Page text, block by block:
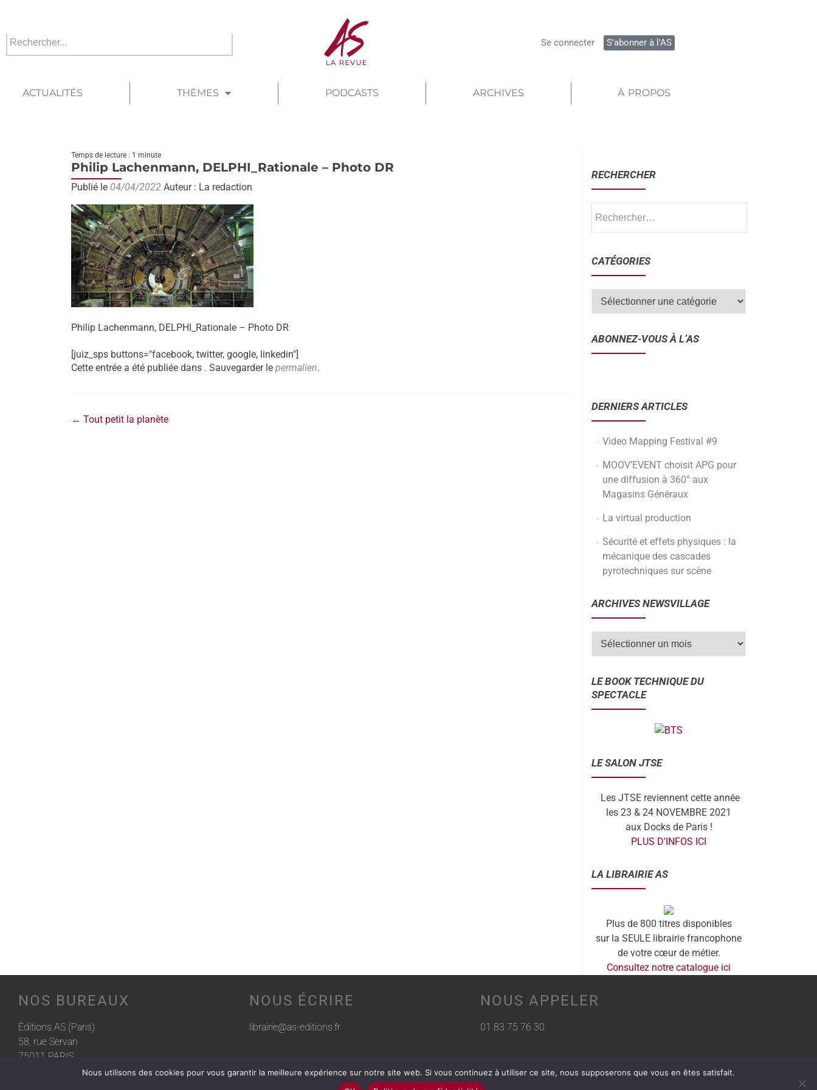
Se connecter S'abonner à l'AS
ACTUALITÉS THÈMES PODCASTS ARCHIVES À PROPOS
Temps de lecture : 1 minute
Philip Lachenmann, DELPHI_Rationale – Photo DR
Publié le 04/04/2022 Auteur : La redaction
Philip Lachenmann, DELPHI_Rationale – Photo DR
[juiz_sps buttons="facebook, twitter, google, linkedin"]
Cette entrée a été publiée dans . Sauvegarder le permalien.
← Tout petit la planète
RECHERCHER
CATÉGORIES
ABONNEZ-VOUS À L’AS
DERNIERS ARTICLES
Video Mapping Festival #9
MOOV’EVENT choisit APG pour
une diffusion à 360° aux
Magasins Généraux
La virtual production
Sécurité et effets physiques : la
mécanique des cascades
pyrotechniques sur scène
ARCHIVES NEWSVILLAGE
LE BOOK TECHNIQUE DU
SPECTACLE
LE SALON JTSE
Les JTSE reviennent cette année
les 23 & 24 NOVEMBRE 2021
aux Docks de Paris !
PLUS D'INFOS ICI
LA LIBRAIRIE AS
Plus de 800 titres disponibles
sur la SEULE librairie francophone
de votre cœur de métier.
Consultez notre catalogue ici
NOS BUREAUX
Éditions AS (Paris)
58, rue Servan
75011 PARIS
NOUS ÉCRIRE
librairie@as-editions.fr
NOUS APPELER
01 83 75 76 30
Nous utilisons des cookies pour vous garantir la meilleure expérience sur notre site web. Si vous continuez à utiliser ce site, nous supposerons que vous en êtes satisfait.